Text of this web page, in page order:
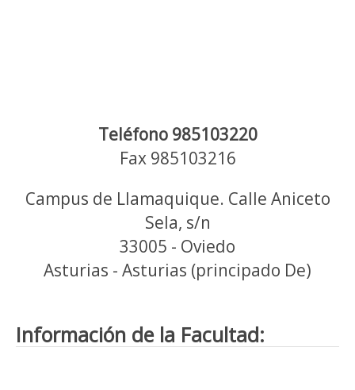
Teléfono 985103220
Fax 985103216
Campus de Llamaquique. Calle Aniceto
Sela, s/n
33005 - Oviedo
Asturias - Asturias (principado De)
Información de la Facultad: